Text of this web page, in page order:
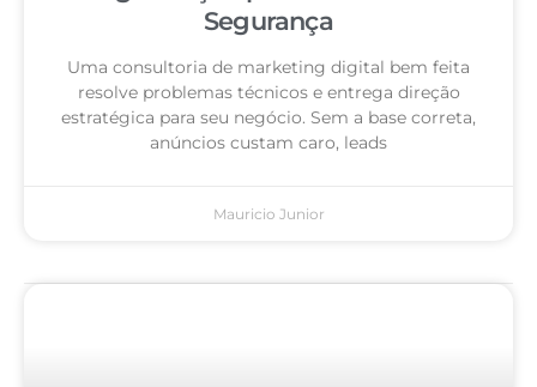
Segurança
Uma consultoria de marketing digital bem feita
resolve problemas técnicos e entrega direção
estratégica para seu negócio. Sem a base correta,
anúncios custam caro, leads
Mauricio Junior